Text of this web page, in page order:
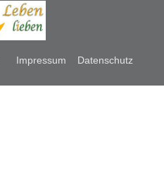
Impressum Datenschutz